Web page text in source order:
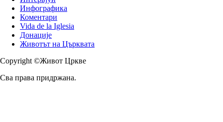
Инфографика
Коментари
Vida de la Iglesia
Донације
Животът на Църквата
Copyright ©Живот Цркве
Сва права придржана.